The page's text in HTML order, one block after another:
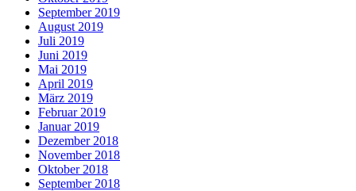
September 2019
August 2019
Juli 2019
Juni 2019
Mai 2019
April 2019
März 2019
Februar 2019
Januar 2019
Dezember 2018
November 2018
Oktober 2018
September 2018